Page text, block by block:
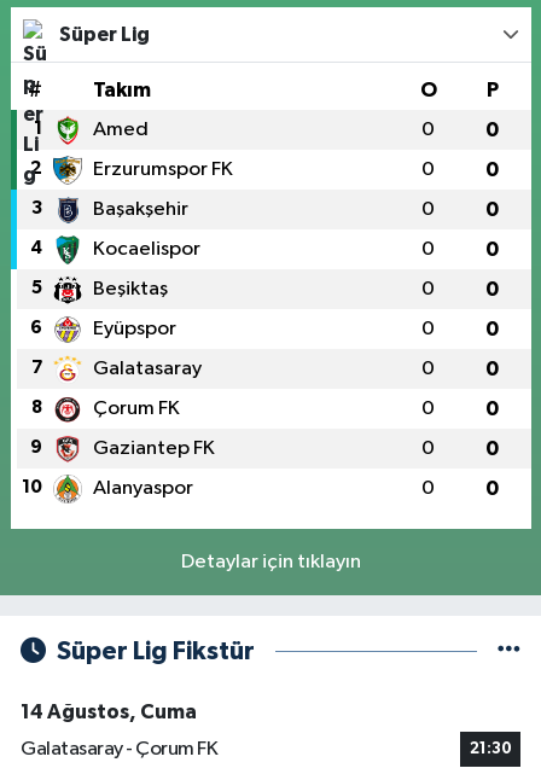
Süper Lig
# Takım O P
1 Amed 0 0
2 Erzurumspor FK 0 0
3 Başakşehir 0 0
4 Kocaelispor 0 0
5 Beşiktaş 0 0
6 Eyüpspor 0 0
7 Galatasaray 0 0
8 Çorum FK 0 0
9 Gaziantep FK 0 0
10 Alanyaspor 0 0
Detaylar için tıklayın
Süper Lig Fikstür
14 Ağustos, Cuma
Galatasaray - Çorum FK
21:30